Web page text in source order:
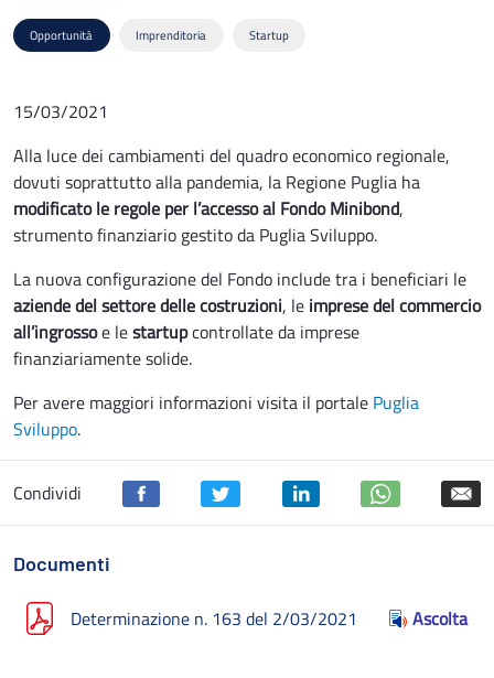
Opportunità Imprenditoria Startup
15/03/2021
Alla luce dei cambiamenti del quadro economico regionale,
dovuti soprattutto alla pandemia, la Regione Puglia ha
modificato le regole per l’accesso al Fondo Minibond,
strumento finanziario gestito da Puglia Sviluppo.
La nuova configurazione del Fondo include tra i beneficiari le
aziende del settore delle costruzioni, le imprese del commercio
all’ingrossoe lestartupcontrollate da imprese
finanziariamente solide.
Per avere maggiori informazioni visita il portale Puglia
Sviluppo.
Condividi
Documenti
Determinazione n. 163 del 2/03/2021 Ascolta